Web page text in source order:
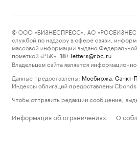
© ООО «БИЗНЕСПРЕСС», АО
службой по надзору в сфере связи,
массовой информации выдано
пометкой «РБК».
18+ letters@rbc.ru
Владельцем сайта является
Данные предоставлены: Мосбиржа Санкт-
Индексы облигаций предоставлены Cbonds.
Чтобы отправить редакции сообщение,
Информация об ограничениях · О